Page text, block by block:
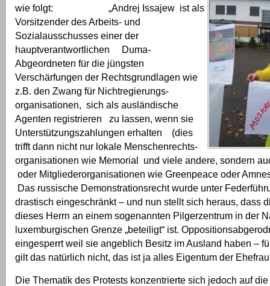
wie folgt: „Andrej Issajew ist als
Vorsitzender des Arbeits- und
Sozialausschusses einer der
hauptverantwortlichen Duma-
Abgeordneten für die jüngsten
Verschärfungen der Rechtsgrundlagen wie
z.B. den Zwang für Nichtregierungs-
organisationen, sich als ausländische
Agenten registrieren zu lassen, wenn sie
Unterstützungszahlungen erhalten (dies
trifft dann nicht nur lokale Menschenrechts-
organisationen wie Memorial und viele andere, sondern
oder Mitgliederorganisationen wie Greenpeace oder
Das russische Demonstrationsrecht wurde unter
drastisch eingeschränkt – und nun stellt sich heraus, dass
dieses Herrn an einem sogenannten Pilgerzentrum in der
luxemburgischen Grenze „beteiligt“ ist.
eingesperrt weil sie angeblich Besitz im Ausland haben –
gilt das natürlich nicht, das ist ja alles Eigentum der
Die Thematik des Protests konzentrierte sich jedoch auf